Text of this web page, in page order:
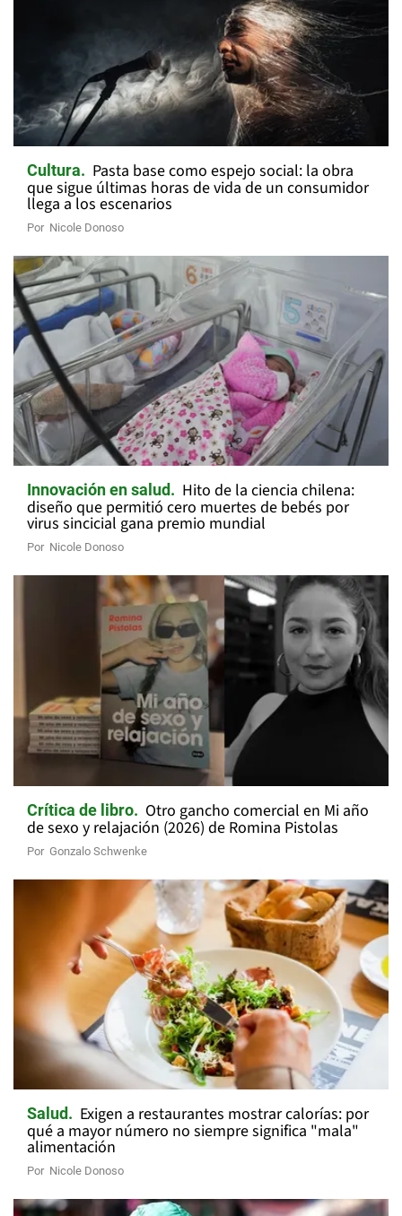
Cultura Pasta base como espejo social: la obra
que sigue últimas horas de vida de un consumidor
llega a los escenarios
Por Nicole Donoso
Innovación en salud Hito de la ciencia chilena:
diseño que permitió cero muertes de bebés por
virus sincicial gana premio mundial
Por Nicole Donoso
Crítica de libro Otro gancho comercial en Mi año
de sexo y relajación (2026) de Romina Pistolas
Por Gonzalo Schwenke
Salud Exigen a restaurantes mostrar calorías: por
qué a mayor número no siempre significa "mala"
alimentación
Por Nicole Donoso